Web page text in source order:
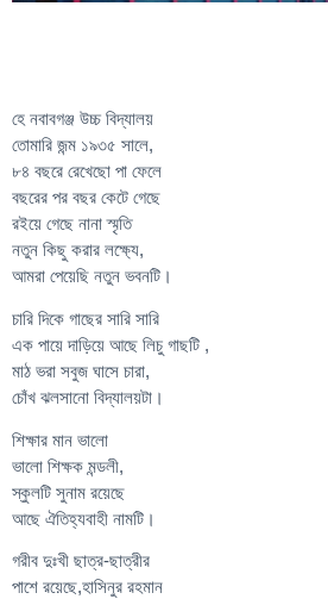
হে নবাবগঞ্জ উচ্চ বিদ্যালয়
তোমারি জন্ম ১৯৩৫ সালে,
৮৪ বছরে রেখেছো পা ফেলে
বছরের পর বছর কেটে গেছে
রইয়ে গেছে নানা স্মৃতি
নতুন কিছু করার লক্ষ্যে,
আমরা পেয়েছি নতুন ভবনটি।
চারি দিকে গাছের সারি সারি
এক পায়ে দাড়িয়ে আছে লিচু গাছটি ,
মাঠ ভরা সবুজ ঘাসে চারা,
চোঁখ ঝলসানো বিদ্যালয়টা।
শিক্ষার মান ভালো
ভালো শিক্ষক মন্ডলী,
স্কুলটি সুনাম রয়েছে
আছে ঐতিহ্যবাহী নামটি।
গরীব দুঃখী ছাত্র-ছাত্রীর
পাশে রয়েছে,হাসিনুর রহমান